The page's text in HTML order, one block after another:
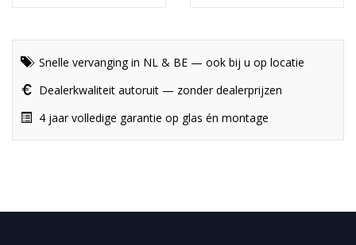
Snelle vervanging in NL & BE — ook bij u op locatie
Dealerkwaliteit autoruit — zonder dealerprijzen
4 jaar volledige garantie op glas én montage